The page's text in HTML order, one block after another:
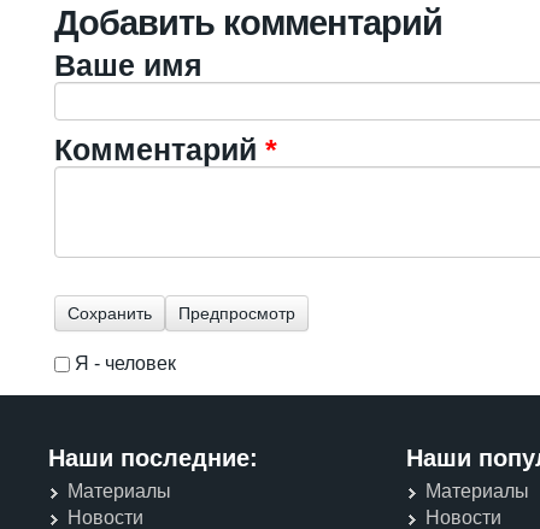
Добавить комментарий
Ваше имя
Комментарий *
Я - человек
Наши последние:
Материалы
Новости
Наши
Материалы
Новости